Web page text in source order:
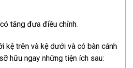
tăng đưa điều chỉnh.
kệ trên và kệ dưới và có bàn cánh
hữu ngay những tiện ích sau: